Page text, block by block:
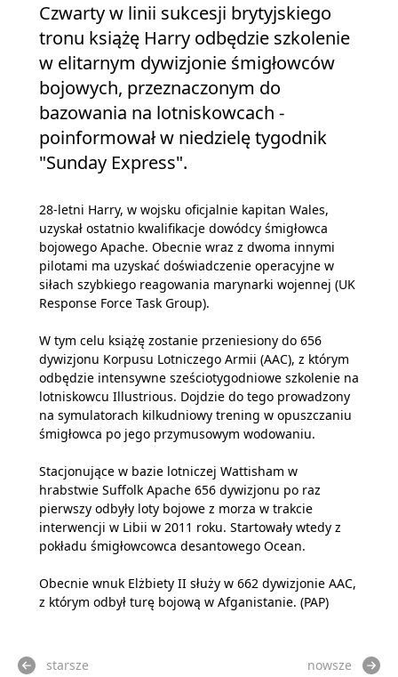
Czwarty w linii sukcesji brytyjskiego
tronu książę Harry odbędzie szkolenie
w elitarnym dywizjonie śmigłowców
bojowych, przeznaczonym do
bazowania na lotniskowcach -
poinformował w niedzielę tygodnik
"Sunday Express".
28-letni Harry, w wojsku oficjalnie kapitan Wales,
uzyskał ostatnio kwalifikacje dowódcy śmigłowca
bojowego Apache. Obecnie wraz z dwoma innymi
pilotami ma uzyskać doświadczenie operacyjne w
siłach szybkiego reagowania marynarki wojennej (UK
Response Force Task Group).
W tym celu książę zostanie przeniesiony do 656
dywizjonu Korpusu Lotniczego Armii (AAC), z którym
odbędzie intensywne sześciotygodniowe szkolenie na
lotniskowcu Illustrious. Dojdzie do tego prowadzony
na symulatorach kilkudniowy trening w opuszczaniu
śmigłowca po jego przymusowym wodowaniu.
Stacjonujące w bazie lotniczej Wattisham w
hrabstwie Suffolk Apache 656 dywizjonu po raz
pierwszy odbyły loty bojowe z morza w trakcie
interwencji w Libii w 2011 roku. Startowały wtedy z
pokładu śmigłowcowca desantowego Ocean.
Obecnie wnuk Elżbiety II służy w 662 dywizjonie AAC,
z którym odbył turę bojową w Afganistanie. (PAP)
starsze nowsze